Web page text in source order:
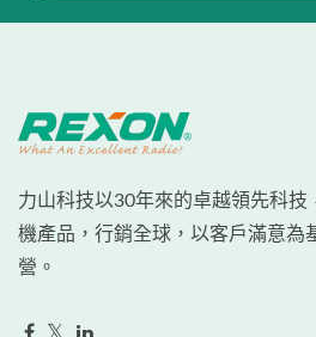
力山科技以30年來的卓越領先科技
機產品，行銷全球，以客戶滿意為
營。